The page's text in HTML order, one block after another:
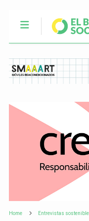
Home Entrevistas